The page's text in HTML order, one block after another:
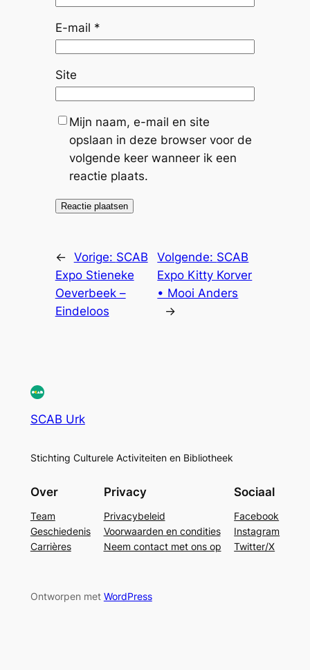
E-mail *
Site
Mijn naam, e-mail en site
opslaan in deze browser voor de
volgende keer wanneer ik een
reactie plaats.
← Vorige: SCAB
Expo Stieneke
Oeverbeek –
Eindeloos
Volgende: SCAB
Expo Kitty Korver
• Mooi Anders
→
SCAB Urk
Stichting Culturele Activiteiten en Bibliotheek
Over
Team
Geschiedenis
Carrières
Privacy
Privacybeleid
Voorwaarden en condities
Neem contact met ons op
Sociaal
Facebook
Instagram
Twitter/X
Ontworpen met WordPress